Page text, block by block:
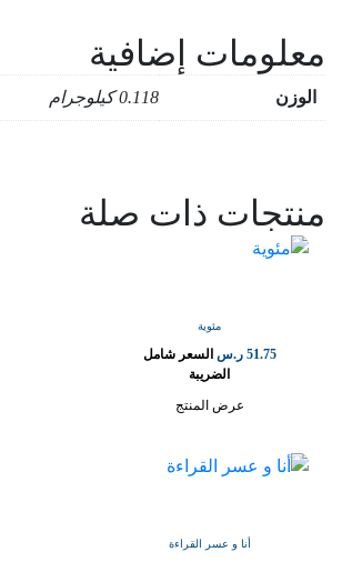
معلومات إضافية
الوزن 0.118 كيلوجرام
منتجات ذات صلة
مئوية
51.75 ر.س السعر شامل
الضريبة
عرض المنتج
أنا و عسر القراءة